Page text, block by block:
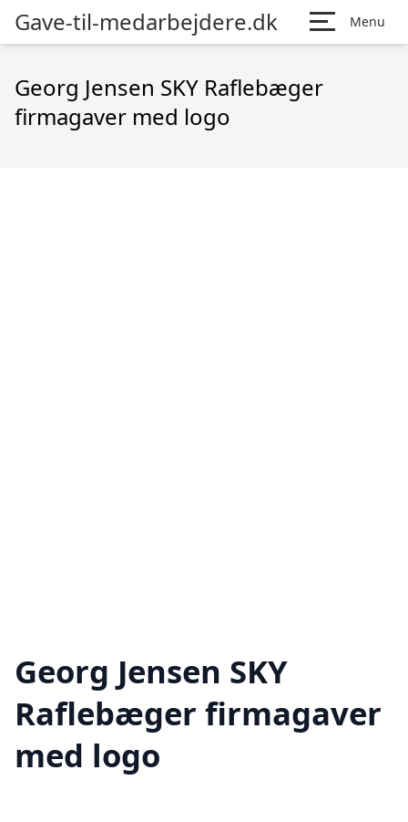
Gave-til-medarbejdere.dk Menu
Georg Jensen SKY Raflebæger
firmagaver med logo
Georg Jensen SKY
Raflebæger firmagaver
med logo